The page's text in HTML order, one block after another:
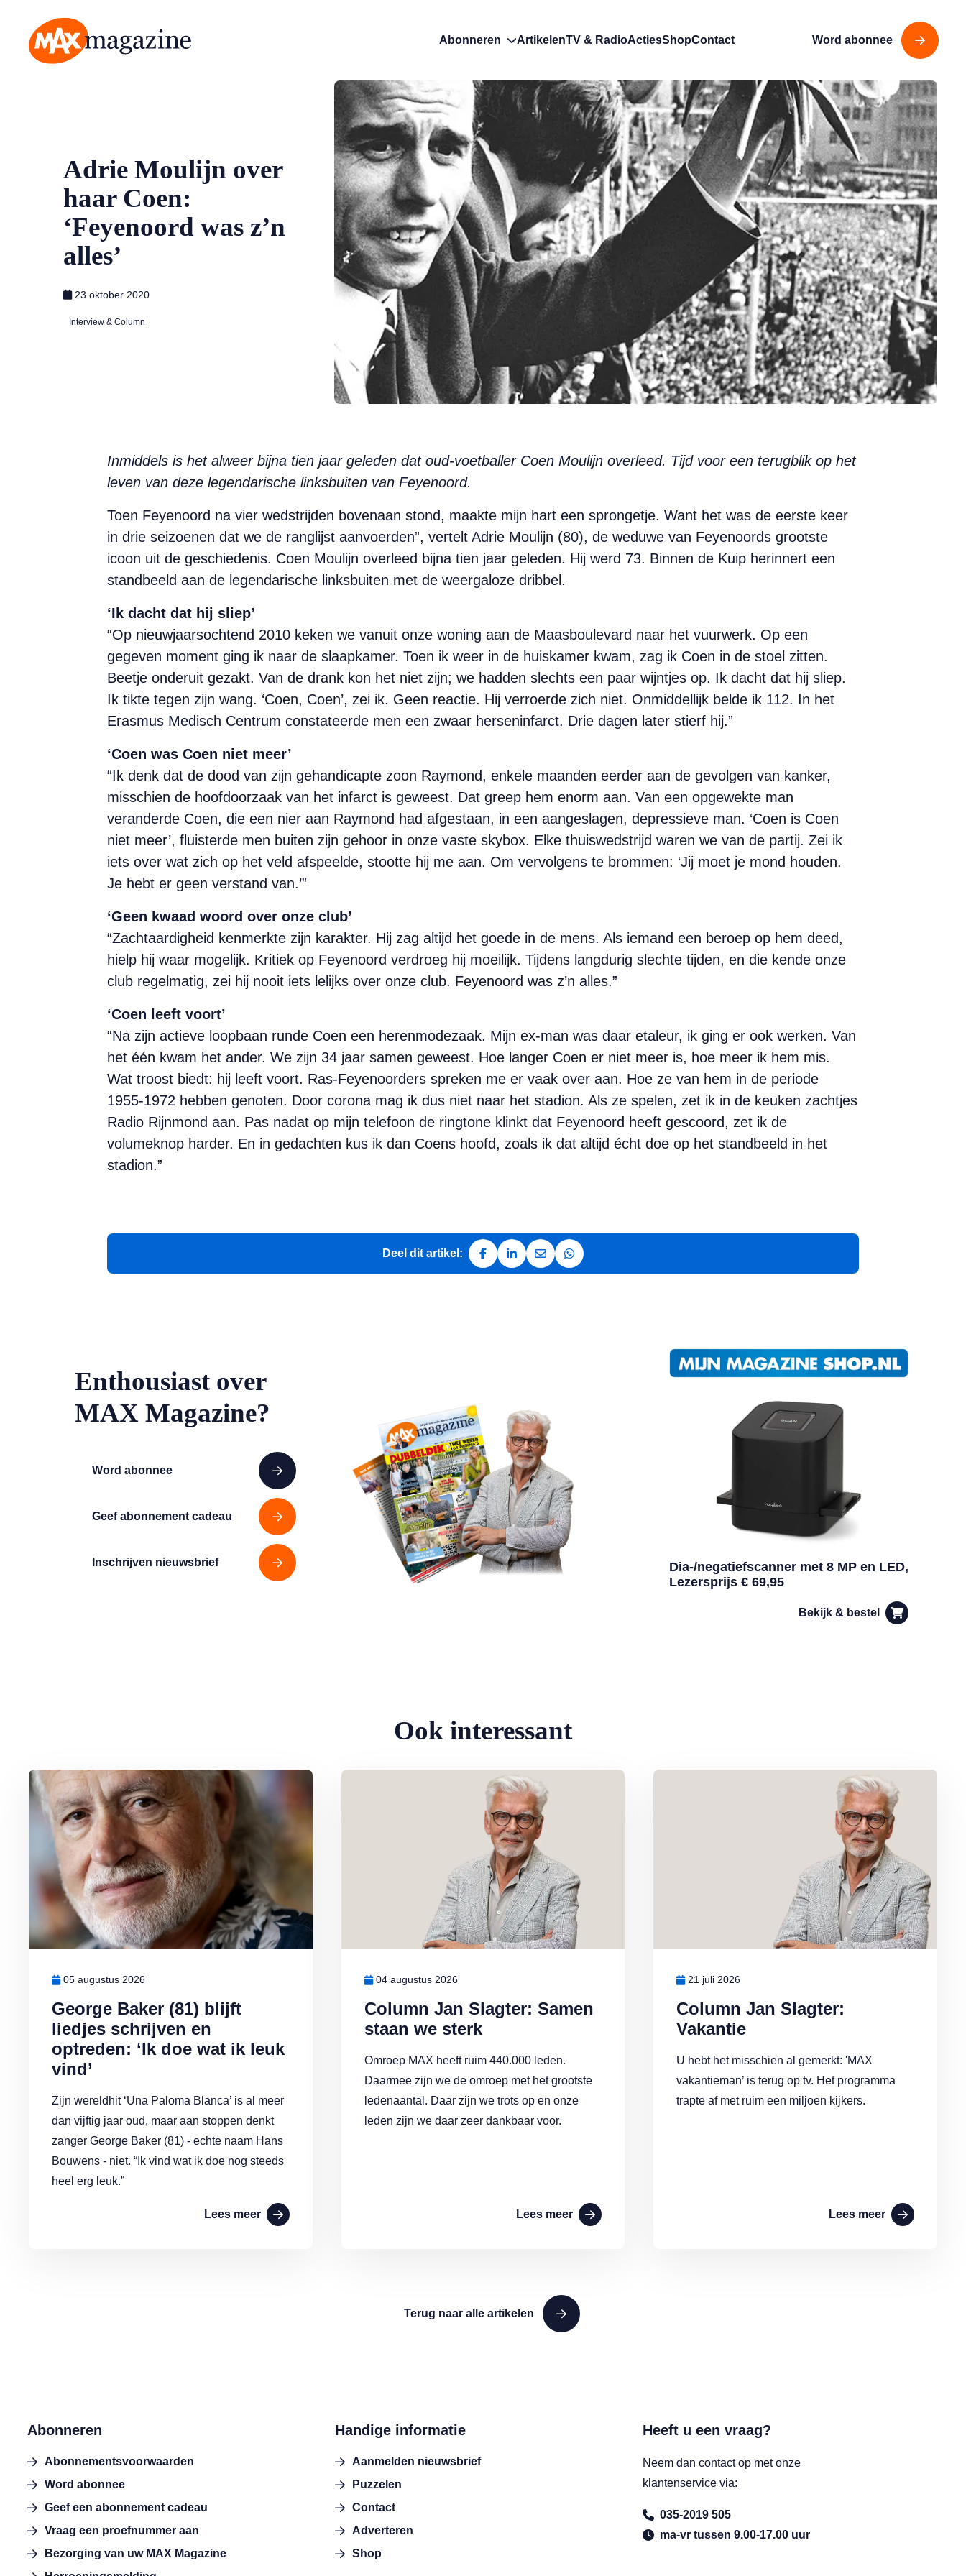
Abonneren ArtikelenTV & RadioActiesShopContact Word abonnee
Adrie Moulijn over
haar Coen:
‘Feyenoord was z’n
alles’
23 oktober 2020
Interview & Column
Inmiddels is het alweer bijna tien jaar geleden dat oud-voetballer Coen Moulijn overleed. Tijd voor een terugblik op het
leven van deze legendarische linksbuiten van Feyenoord.
Toen Feyenoord na vier wedstrijden bovenaan stond, maakte mijn hart een sprongetje. Want het was de eerste keer
in drie seizoenen dat we de ranglijst aanvoerden”, vertelt Adrie Moulijn (80), de weduwe van Feyenoords grootste
icoon uit de geschiedenis. Coen Moulijn overleed bijna tien jaar geleden. Hij werd 73. Binnen de Kuip herinnert een
standbeeld aan de legendarische linksbuiten met de weergaloze dribbel.
‘Ik dacht dat hij sliep’
“Op nieuwjaarsochtend 2010 keken we vanuit onze woning aan de Maasboulevard naar het vuurwerk. Op een
gegeven moment ging ik naar de slaapkamer. Toen ik weer in de huiskamer kwam, zag ik Coen in de stoel zitten.
Beetje onderuit gezakt. Van de drank kon het niet zijn; we hadden slechts een paar wijntjes op. Ik dacht dat hij sliep.
Ik tikte tegen zijn wang. ‘Coen, Coen’, zei ik. Geen reactie. Hij verroerde zich niet. Onmiddellijk belde ik 112. In het
Erasmus Medisch Centrum constateerde men een zwaar herseninfarct. Drie dagen later stierf hij.”
‘Coen was Coen niet meer’
“Ik denk dat de dood van zijn gehandicapte zoon Raymond, enkele maanden eerder aan de gevolgen van kanker,
misschien de hoofdoorzaak van het infarct is geweest. Dat greep hem enorm aan. Van een opgewekte man
veranderde Coen, die een nier aan Raymond had afgestaan, in een aangeslagen, depressieve man. ‘Coen is Coen
niet meer’, fluisterde men buiten zijn gehoor in onze vaste skybox. Elke thuiswedstrijd waren we van de partij. Zei ik
iets over wat zich op het veld afspeelde, stootte hij me aan. Om vervolgens te brommen: ‘Jij moet je mond houden.
Je hebt er geen verstand van.’”
‘Geen kwaad woord over onze club’
“Zachtaardigheid kenmerkte zijn karakter. Hij zag altijd het goede in de mens. Als iemand een beroep op hem deed,
hielp hij waar mogelijk. Kritiek op Feyenoord verdroeg hij moeilijk. Tijdens langdurig slechte tijden, en die kende onze
club regelmatig, zei hij nooit iets lelijks over onze club. Feyenoord was z’n alles.”
‘Coen leeft voort’
“Na zijn actieve loopbaan runde Coen een herenmode­zaak. Mijn ex-man was daar etaleur, ik ging er ook werken. Van
het één kwam het ander. We zijn 34 jaar samen geweest. Hoe langer Coen er niet meer is, hoe meer ik hem mis.
Wat troost biedt: hij leeft voort. Ras-Feyenoorders spreken me er vaak over aan. Hoe ze van hem in de periode
1955-1972 hebben genoten. Door corona mag ik dus niet naar het stadion. Als ze spelen, zet ik in de keuken zachtjes
Radio Rijnmond aan. Pas nadat op mijn telefoon de ringtone klinkt dat Feyenoord heeft gescoord, zet ik de
volumeknop harder. En in gedachten kus ik dan Coens hoofd, zoals ik dat altijd écht doe op het standbeeld in het
stadion.”
Deel dit artikel:
Deel op Facebook
Deel op LinkedIn
Deel via e-mail
Deel via WhatsApp
Enthousiast over
MAX Magazine?
Word abonnee
Geef abonnement cadeau
Inschrijven nieuwsbrief
Dia-/negatiefscanner met 8 MP en LED,
Lezersprijs € 69,95
Bekijk & bestel
Ook interessant
George Baker (81) blijft
liedjes schrijven en
optreden: ‘Ik doe wat ik leuk
vind’
05 augustus 2026
Zijn wereldhit ‘Una Paloma Blanca’ is al meer
dan vijftig jaar oud, maar aan stoppen denkt
zanger George Baker (81) - echte naam Hans
Bouwens - niet. “Ik vind wat ik doe nog steeds
heel erg leuk.”
Lees meer
Lees meer over George Baker (81) blijft liedjes schrijven en optreden: ‘Ik doe wat ik leuk vind’
Column Jan Slagter: Samen
staan we sterk
04 augustus 2026
Omroep MAX heeft ruim 440.000 leden.
Daarmee zijn we de omroep met het grootste
ledenaantal. Daar zijn we trots op en onze
leden zijn we daar zeer dankbaar voor.
Lees meer
Lees meer over Column Jan Slagter: Samen staan we sterk
Column Jan Slagter:
Vakantie
21 juli 2026
U hebt het misschien al gemerkt: 'MAX
vakantieman’ is terug op tv. Het programma
trapte af met ruim een miljoen kijkers.
Lees meer
Lees meer over Column Jan Slagter: Vakantie
Terug naar alle artikelen
Abonneren
Abonnementsvoorwaarden
Word abonnee
Geef een abonnement cadeau
Vraag een proefnummer aan
Bezorging van uw MAX Magazine
Handige informatie
Aanmelden nieuwsbrief
Puzzelen
Contact
Adverteren
Shop
Heeft u een vraag?
Neem dan contact op met onze
klantenservice via:
035-2019 505
ma-vr tussen 9.00-17.00 uur